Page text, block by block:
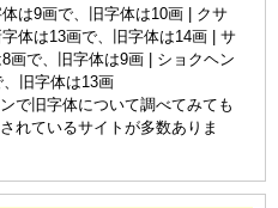
は9画で、旧字体は10画 | クサ
体は13画で、旧字体は14画 | サ
で、旧字体は9画 | ショクヘン
旧字体は13画
で旧字体について調べてみても
れているサイトが多数ありま